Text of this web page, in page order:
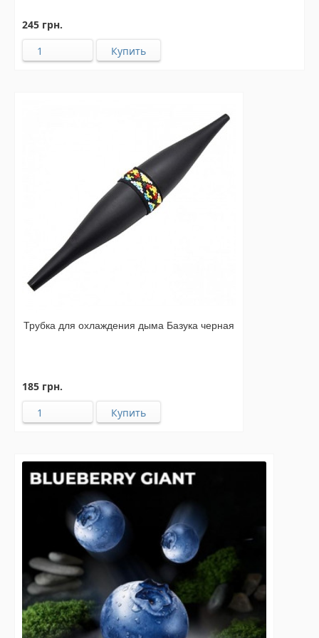
245 грн.
Трубка для охлаждения дыма Базука черная
185 грн.